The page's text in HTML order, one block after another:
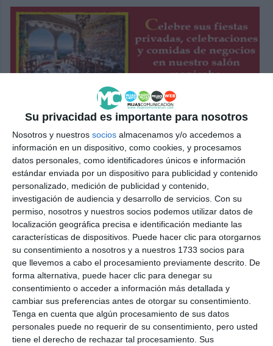
Su privacidad es importante para nosotros
Nosotros y nuestros socios almacenamos y/o accedemos a
información en un dispositivo, como cookies, y procesamos
datos personales, como identificadores únicos e información
estándar enviada por un dispositivo para publicidad y contenido
personalizado, medición de publicidad y contenido,
investigación de audiencia y desarrollo de servicios. Con su
permiso, nosotros y nuestros socios podemos utilizar datos de
localización geográfica precisa e identificación mediante las
características de dispositivos. Puede hacer clic para otorgarnos
su consentimiento a nosotros y a nuestros 1733 socios para
que llevemos a cabo el procesamiento previamente descrito. De
forma alternativa, puede hacer clic para denegar su
consentimiento o acceder a información más detallada y
cambiar sus preferencias antes de otorgar su consentimiento.
Tenga en cuenta que algún procesamiento de sus datos
personales puede no requerir de su consentimiento, pero usted
tiene el derecho de rechazar tal procesamiento. Sus